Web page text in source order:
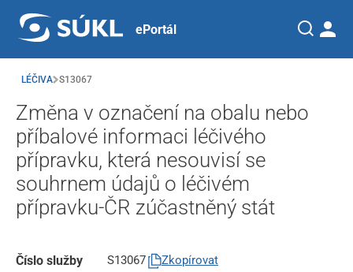
ePortál
LÉČIVA S13067
Změna v označení na obalu nebo
příbalové informaci léčivého
přípravku, která nesouvisí se
souhrnem údajů o léčivém
přípravku-ČR zúčastněný stát
Číslo služby S13067 Zkopírovat